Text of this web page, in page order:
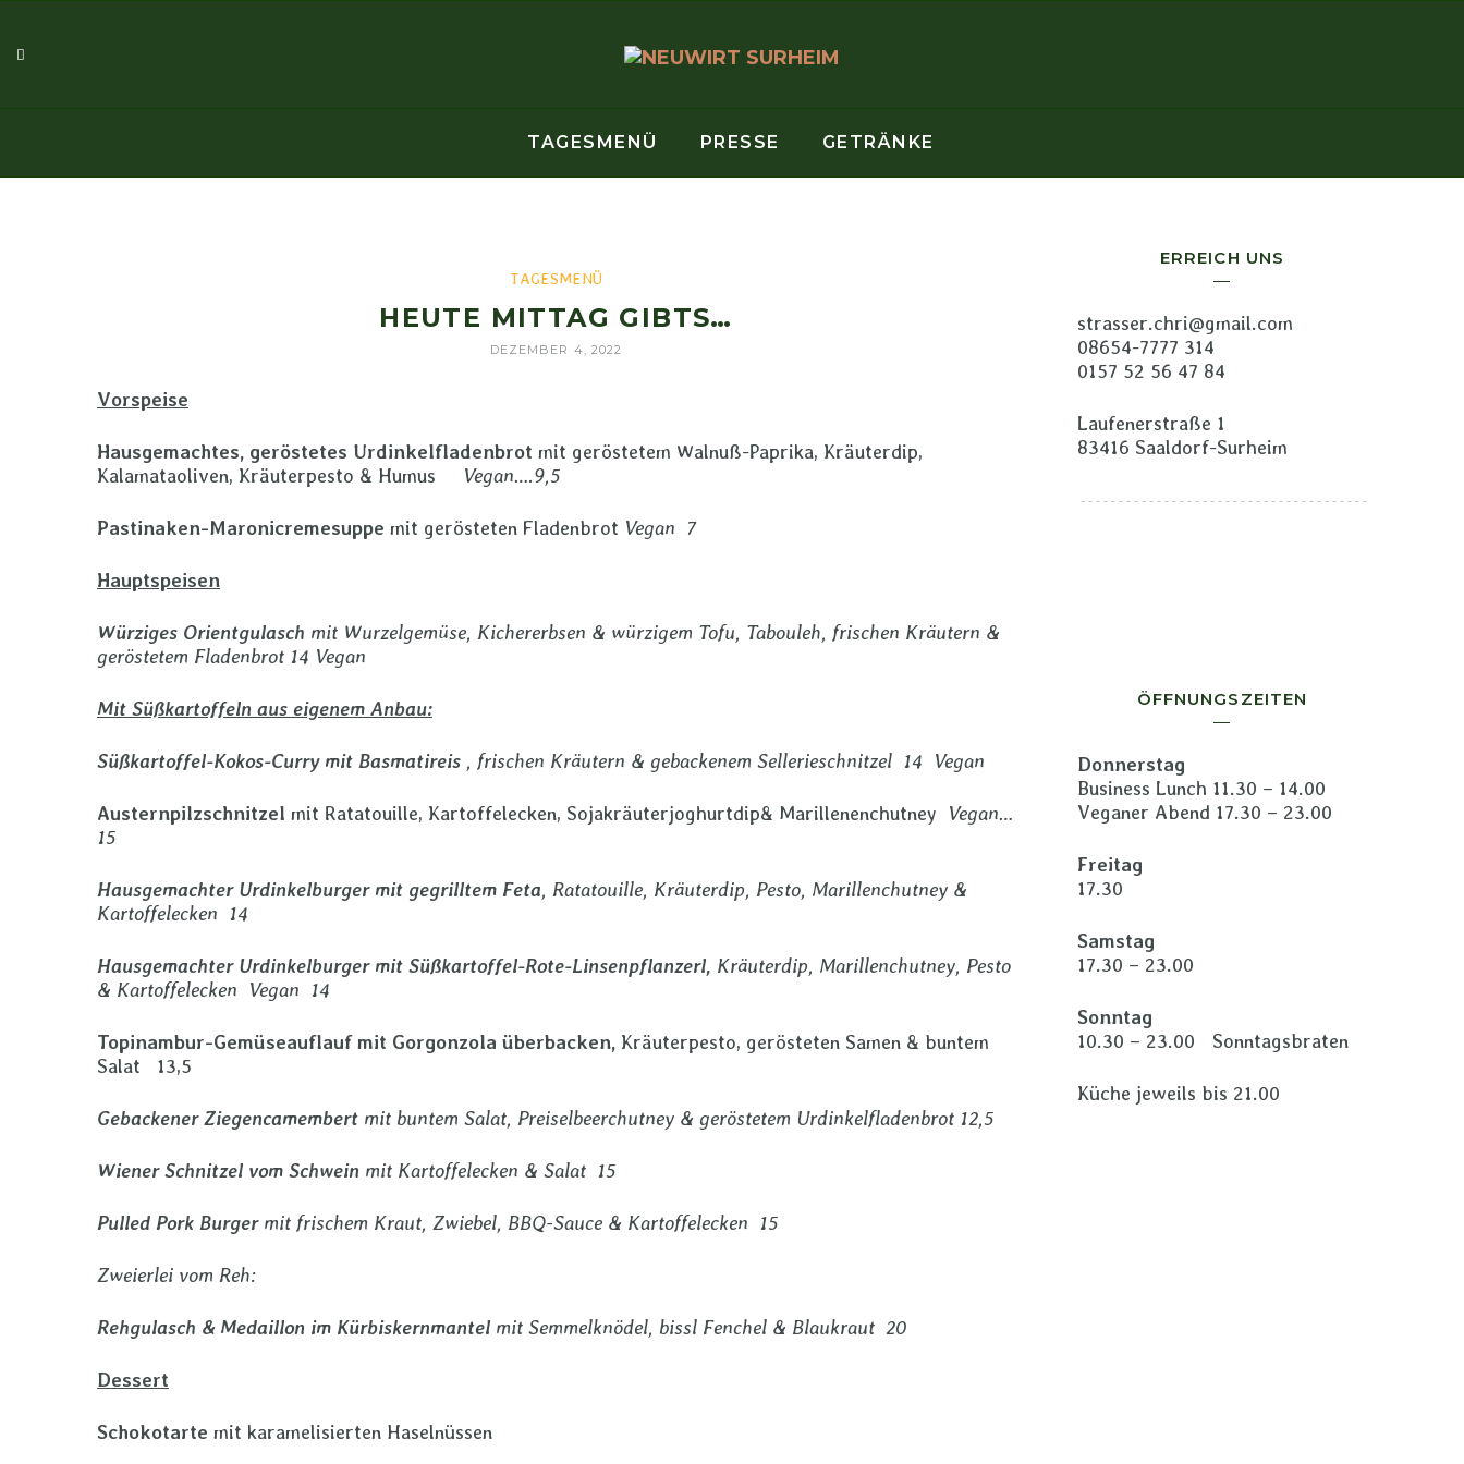
TAGESMENÜ PRESSE GETRÄNKE
TAGESMENÜ
HEUTE MITTAG GIBTS…
DEZEMBER 4, 2022
Vorspeise
Hausgemachtes, geröstetes Urdinkelfladenbrot mit geröstetem Walnuß-Paprika, Kräuterdip,
Kalamataoliven, Kräuterpesto & Humus Vegan….9,5
Pastinaken-Maronicremesuppe mit gerösteten Fladenbrot Vegan 7
Hauptspeisen
Würziges Orientgulasch mit Wurzelgemüse, Kichererbsen & würzigem Tofu, Tabouleh, frischen Kräutern &
geröstetem Fladenbrot 14 Vegan
Mit Süßkartoffeln aus eigenem Anbau:
Süßkartoffel-Kokos-Curry mit Basmatireis , frischen Kräutern & gebackenem Sellerieschnitzel 14 Vegan
Austernpilzschnitzel mit Ratatouille, Kartoffelecken, Sojakräuterjoghurtdip& Marillenenchutney
Vegan…
15
Hausgemachter Urdinkelburger mit gegrilltem Feta, Ratatouille, Kräuterdip, Pesto, Marillenchutney &
Kartoffelecken 14
Hausgemachter Urdinkelburger mit Süßkartoffel-Rote-Linsenpflanzerl, Kräuterdip, Marillenchutney, Pesto
& Kartoffelecken Vegan 14
Topinambur-Gemüseauflauf mit Gorgonzola überbacken, Kräuterpesto, gerösteten Samen & buntem
Salat 13,5
Gebackener Ziegencamembert mit buntem Salat, Preiselbeerchutney & geröstetem Urdinkelfladenbrot 12,5
Wiener Schnitzel vom Schwein mit Kartoffelecken & Salat 15
Pulled Pork Burgermit frischem Kraut, Zwiebel, BBQ-Sauce & Kartoffelecken 15
Zweierlei vom Reh:
Rehgulasch & Medaillon im Kürbiskernmantel mit Semmelknödel, bissl Fenchel & Blaukraut 20
Dessert
Schokotarte mit karamelisierten Haselnüssen
ERREICH UNS
strasser.chri@gmail.com
08654-7777 314
0157 52 56 47 84
Laufenerstraße 1
83416 Saaldorf-Surheim
ÖFFNUNGSZEITEN
Donnerstag
Business Lunch 11.30 – 14.00
Veganer Abend 17.30 – 23.00
Freitag
17.30
Samstag
17.30 – 23.00
Sonntag
10.30 – 23.00 Sonntagsbraten
Küche jeweils bis 21.00